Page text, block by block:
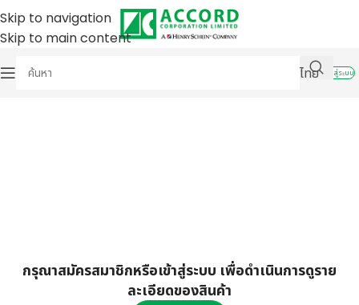
Skip to navigation
Skip to main content
ไทย
เข้าสู่ระบบ
กรุณาสมัครสมาชิกหรือเข้าสู่ระบบ เพื่อดำเนินการดูราย
ละเอียดของสินค้า